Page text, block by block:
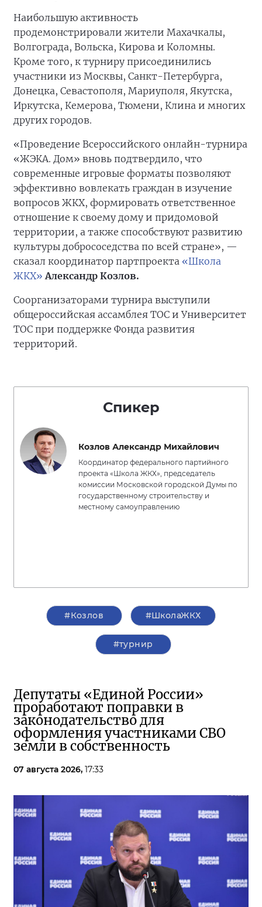
Наибольшую активность
продемонстрировали жители Махачкалы,
Волгограда, Вольска, Кирова и Коломны.
Кроме того, к турниру присоединились
участники из Москвы, Санкт-Петербурга,
Донецка, Севастополя, Мариуполя, Якутска,
Иркутска, Кемерова, Тюмени, Клина и многих
других городов.
«Проведение Всероссийского онлайн-турнира
«ЖЭКА. Дом» вновь подтвердило, что
современные игровые форматы позволяют
эффективно вовлекать граждан в изучение
вопросов ЖКХ, формировать ответственное
отношение к своему дому и придомовой
территории, а также способствуют развитию
культуры добрососедства по всей стране», —
сказал координатор партпроекта «Школа
ЖКХ» Александр Козлов.
Соорганизаторами турнира выступили
общероссийская ассамблея ТОС и Университет
ТОС при поддержке Фонда развития
территорий.
Спикер
Козлов Александр Михайлович
Координатор федерального партийного
проекта «Школа ЖКХ», председатель
комиссии Московской городской Думы по
государственному строительству и
местному самоуправлению
#Козлов #ШколаЖКХ
#турнир
Депутаты «Единой России»
проработают поправки в
законодательство для
оформления участниками СВО
земли в собственность
07 августа 2026, 17:33